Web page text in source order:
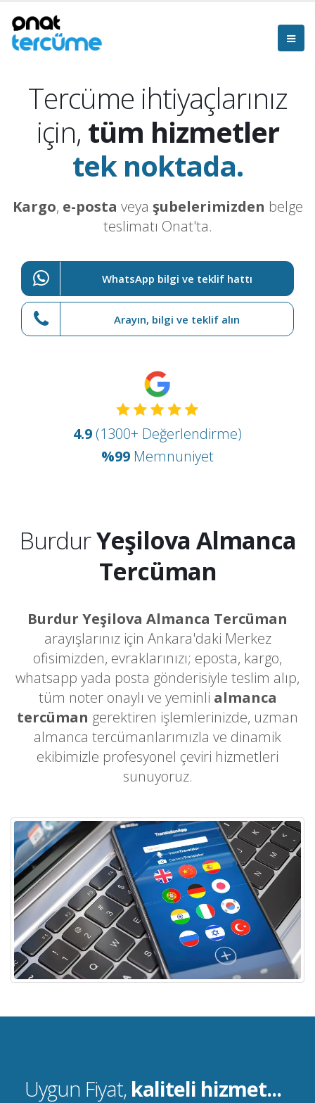
Tercüme ihtiyaçlarınız
için, tüm hizmetler
tek noktada.
Kargo, e-posta veya şubelerimizden belge
teslimatı Onat'ta.
WhatsApp bilgi ve teklif hattı
Arayın, bilgi ve teklif alın
4.9 (1300+ Değerlendirme)
%99 Memnuniyet
BurdurYeşilova Almanca
Tercüman
Burdur Yeşilova Almanca Tercüman
arayışlarınız için Ankara'daki Merkez
ofisimizden, evraklarınızı; eposta, kargo,
whatsapp yada posta gönderisiyle teslim alıp,
tüm noter onaylı ve yeminli almanca
tercüman gerektiren işlemlerinizde, uzman
almanca tercümanlarımızla ve dinamik
ekibimizle profesyonel çeviri hizmetleri
sunuyoruz.
Uygun Fiyat, kaliteli hizmet...